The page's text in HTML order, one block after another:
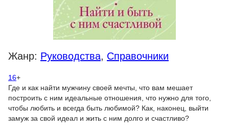
Жанр: Руководства, Справочники
16+
Где и как найти мужчину своей мечты, что вам мешает
построить с ним идеальные отношения, что нужно для того,
чтобы любить и всегда быть любимой? Как, наконец, выйти
замуж за свой идеал и жить с ним долго и счастливо?